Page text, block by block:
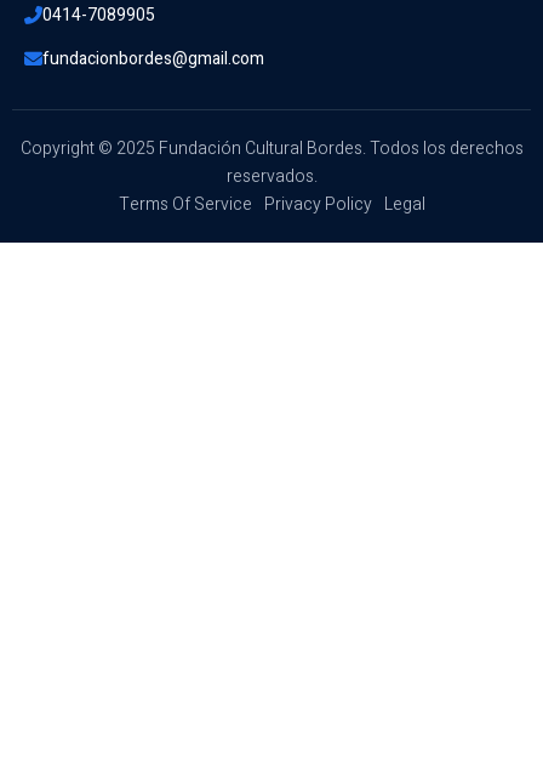
0414-7089905
fundacionbordes@gmail.com
Copyright © 2025 Fundación Cultural Bordes. Todos los derechos
reservados.
Terms Of Service Privacy Policy Legal